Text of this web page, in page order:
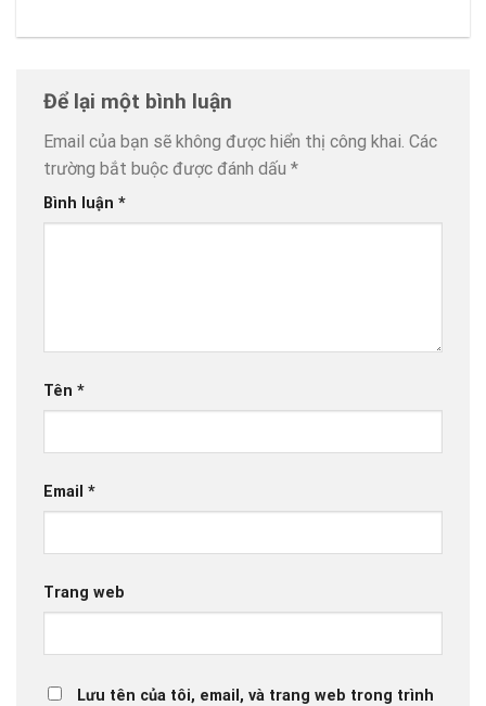
Để lại một bình luận
Email của bạn sẽ không được hiển thị công khai. Các
trường bắt buộc được đánh dấu *
Bình luận *
Tên *
Email *
Trang web
Lưu tên của tôi, email, và trang web trong trình